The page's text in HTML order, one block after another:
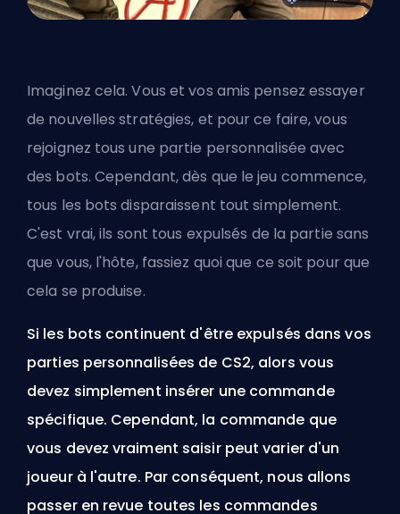
Imaginez cela. Vous et vos amis pensez essayer
de nouvelles stratégies, et pour ce faire, vous
rejoignez tous une partie personnalisée avec
des bots. Cependant, dès que le jeu commence,
tous les bots disparaissent tout simplement.
C'est vrai, ils sont tous expulsés de la partie sans
que vous, l'hôte, fassiez quoi que ce soit pour que
cela se produise.
Si les bots continuent d'être expulsés dans vos
parties personnalisées de CS2, alors vous
devez simplement insérer une commande
spécifique. Cependant, la commande que
vous devez vraiment saisir peut varier d'un
joueur à l'autre. Par conséquent, nous allons
passer en revue toutes les commandes